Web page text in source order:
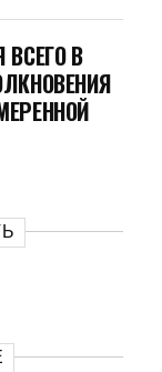
ВСЕГО В